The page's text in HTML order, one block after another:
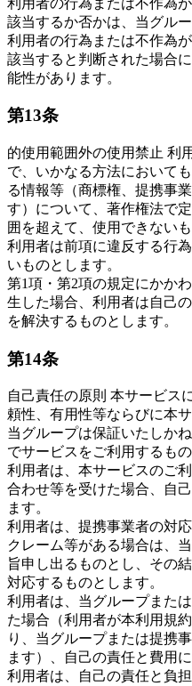
該当するか否かは、当グル
利用者の行為または不作為
該当すると判断された場合
能性があります。
第13条
的使用範囲外の使用禁止 利
で、いかなる方法において
る情報等（商標権、提携事
す）について、著作権法で
囲を超えて、使用できないも
利用者は前項に違反する行
いものとします。
第1項・第2項の規定にかか
生した場合、利用者は自己
を解決するものとします。
第14条
自己責任の原則 本サービス
頼性、有用性等ならびに本
当グループは保証いたしか
でサービスをご利用するもの
利用者は、本サービスのご
合わせ等を受けた場合、自
ます。
利用者は、提携事業者の対
クレーム等がある場合は、
旨申し出るものとし、その
対応するものとします。
利用者は、当グループまた
た場合（利用者が本利用規
り、当グループまたは提携
ます）、自己の責任と費用
利用者は、自己の責任と負